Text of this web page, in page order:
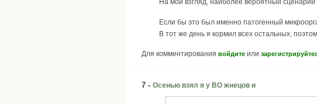
На мой взгляд, наиболее вероятный
Если бы это был именно патогенный
В тот же день я кормил всех остальных,
Для комментирования войдите или
7 - Осенью взял я у BO жнецов и